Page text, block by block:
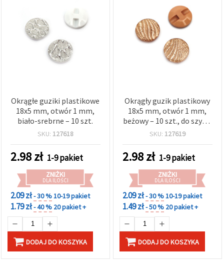
analizować
wyświetlać
naszych
partnerów
analitycznych
marketingowych.
zgodzić się
używanie
wszystkich
plików
cookie,
klikając
wszystkie!"
wskazać
swoje
preferencje
w
Okrągłe guziki plastikowe
18x5 mm, otwór 1 mm,
biało-srebrne – 10 szt.
SKU: 127618
2.98zł 1-9 pakiet
ZNIŻKI
DLA ILOŚCI
2.09 zł- 30 %10-19 pakiet
1.79 zł- 40 % 20 pakiet +
DODAJ DO KOSZYKA
Okrągły guzik plastikowy
18x5 mm, otwór 1 mm,
beżowy – 10 szt., do szycia
i DIY
SKU: 127619
2.98zł 1-9 pakiet
ZNIŻKI
DLA ILOŚCI
2.09 zł- 30 %10-19 pakiet
1.49 zł- 50 % 20 pakiet +
DODAJ DO KOSZYKA